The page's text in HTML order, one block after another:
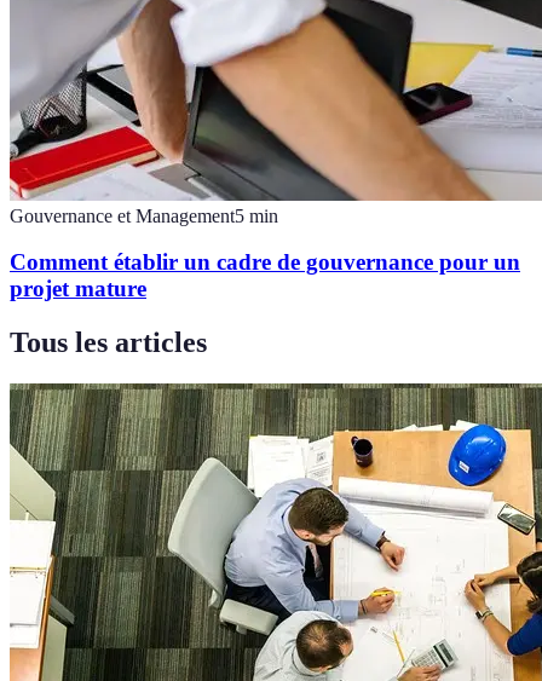
Gouvernance et Management5 min
Comment établir un cadre de gouvernance pour un
projet mature
Tous les articles